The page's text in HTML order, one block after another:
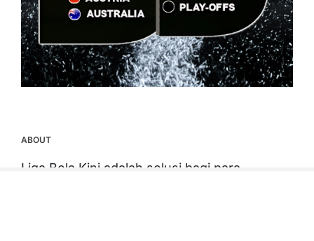
ABOUT
Liga Bola Kini adalah solusi bagi para